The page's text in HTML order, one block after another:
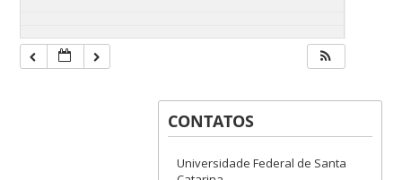
CONTATOS
Universidade Federal de Santa